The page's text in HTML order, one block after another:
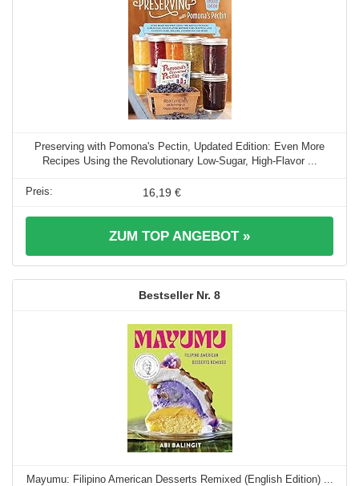
Preserving with Pomona's Pectin, Updated Edition: Even More
Recipes Using the Revolutionary Low-Sugar, High-Flavor ...
16,19 €
ZUM TOP ANGEBOT »
8
Mayumu: Filipino American Desserts Remixed (English Edition) ...